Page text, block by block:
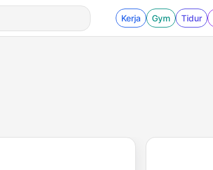
Kerja Gym Tidur